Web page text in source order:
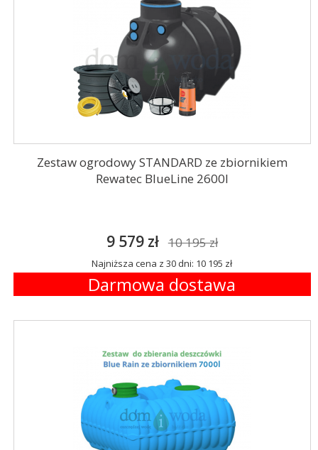
Zestaw ogrodowy STANDARD ze zbiornikiem
Rewatec BlueLine 2600l
9 579 zł 10 195 zł
Najniższa cena z 30 dni: 10 195 zł
Darmowa dostawa